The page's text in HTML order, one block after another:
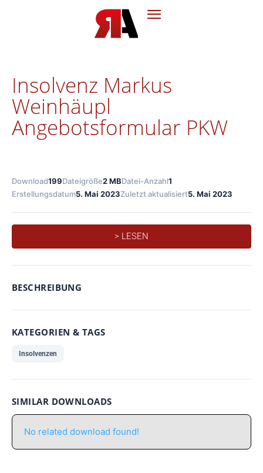
Insolvenz Markus
Weinhäupl
Angebotsformular PKW
Download199Dateigröße2 MBDatei-Anzahl1
Erstellungsdatum5. Mai 2023Zuletzt aktualisiert5. Mai 2023
> LESEN
BESCHREIBUNG
KATEGORIEN & TAGS
Insolvenzen
SIMILAR DOWNLOADS
No related download found!